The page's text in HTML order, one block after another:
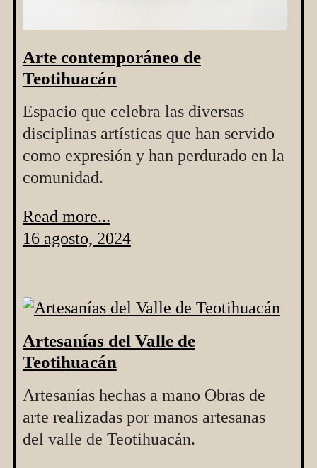
Arte contemporáneo de
Teotihuacán
Espacio que celebra las diversas
disciplinas artísticas que han servido
como expresión y han perdurado en la
comunidad.
Read more...
16 agosto, 2024
Artesanías del Valle de
Teotihuacán
Artesanías hechas a mano Obras de
arte realizadas por manos artesanas
del valle de Teotihuacán.